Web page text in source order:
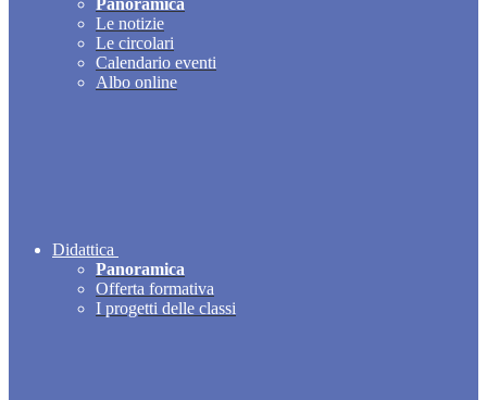
Panoramica
Le notizie
Le circolari
Calendario eventi
Albo online
Didattica
Panoramica
Offerta formativa
I progetti delle classi